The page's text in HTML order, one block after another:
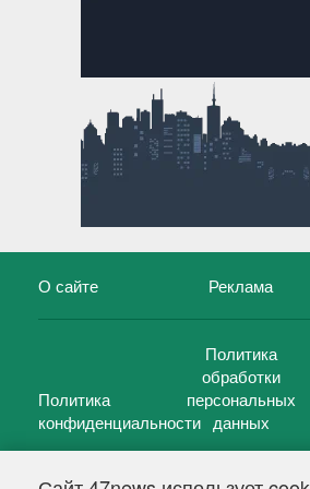
О сайте Реклама
Политика
конфиденциальности
Политика
обработки
персональных
данных